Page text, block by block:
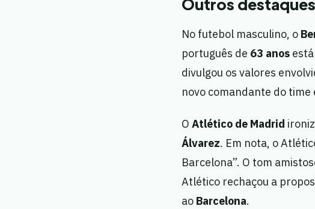
Outros
No futebol masculino, o
português de 63 anos
divulgou os valores
novo comandante do time
O Atlético de Madrid
Álvarez. Em nota, o
Barcelona”. O tom
Atlético rechaçou a
ao Barcelona.